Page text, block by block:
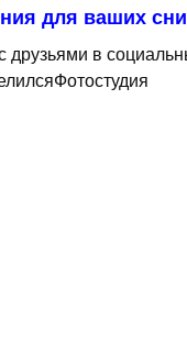
для ваших
друзьями в